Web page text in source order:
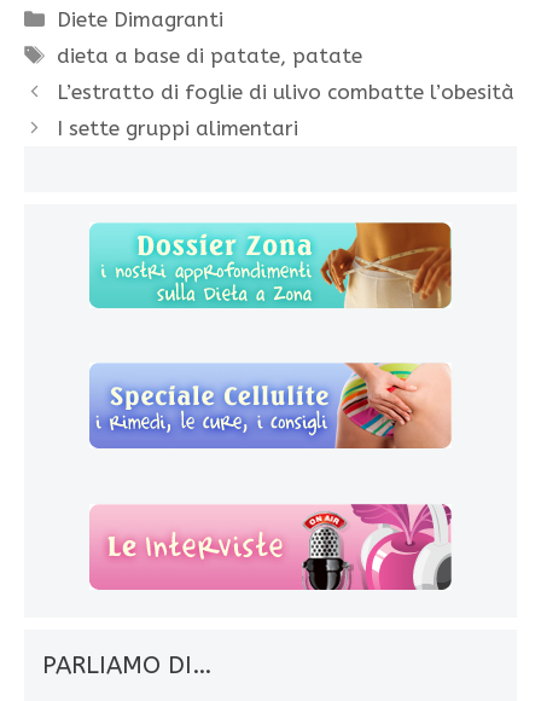
Categorie
Diete Dimagranti
Tag
dieta a base di patate, patate
L’estratto di foglie di ulivo combatte l’obesità
I sette gruppi alimentari
PARLIAMO DI…